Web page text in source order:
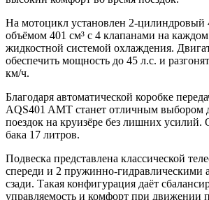
На мотоцикл установлен 2-цилиндровый
объёмом 401 см³ с 4 клапанами на
жидкостной системой охлаждения.
обеспечить мощность до 45 л.с. и
км/ч.
Благодаря автоматической коробке
AQS401 AMT станет отличным выбором
поездок на круизёре без лишних усилий.
бака 17 литров.
Подвеска представлена классической
спереди и 2 пружинно-гидравлическими
сзади. Такая конфигурация даёт
управляемость и комфорт при движении